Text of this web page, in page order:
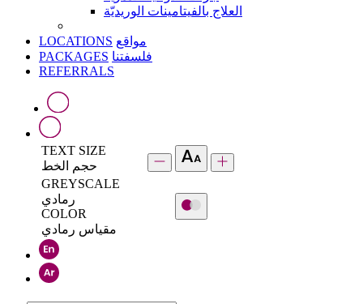
العلاج بالفيتامينات الوريديّة
LOCATIONS مواقع
PACKAGES فلسفتنا
REFERRALS
TEXT SIZE
حجم الخط
GREYSCALE
رمادي
COLOR
مقياس رمادي